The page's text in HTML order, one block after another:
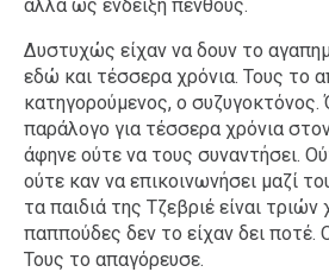
αλλά ως ένδειξη πένθους.
Δυστυχώς είχαν να δουν το
εδώ και τέσσερα χρόνια. Τους το
κατηγορούμενος, ο συζυγοκτόνος.
παράλογο για τέσσερα χρόνια
άφηνε ούτε να τους συναντήσει.
ούτε καν να επικοινωνήσει μαζί
τα παιδιά της Τζεβριέ είναι
παππούδες δεν το είχαν δει ποτέ.
Τους το απαγόρευσε.